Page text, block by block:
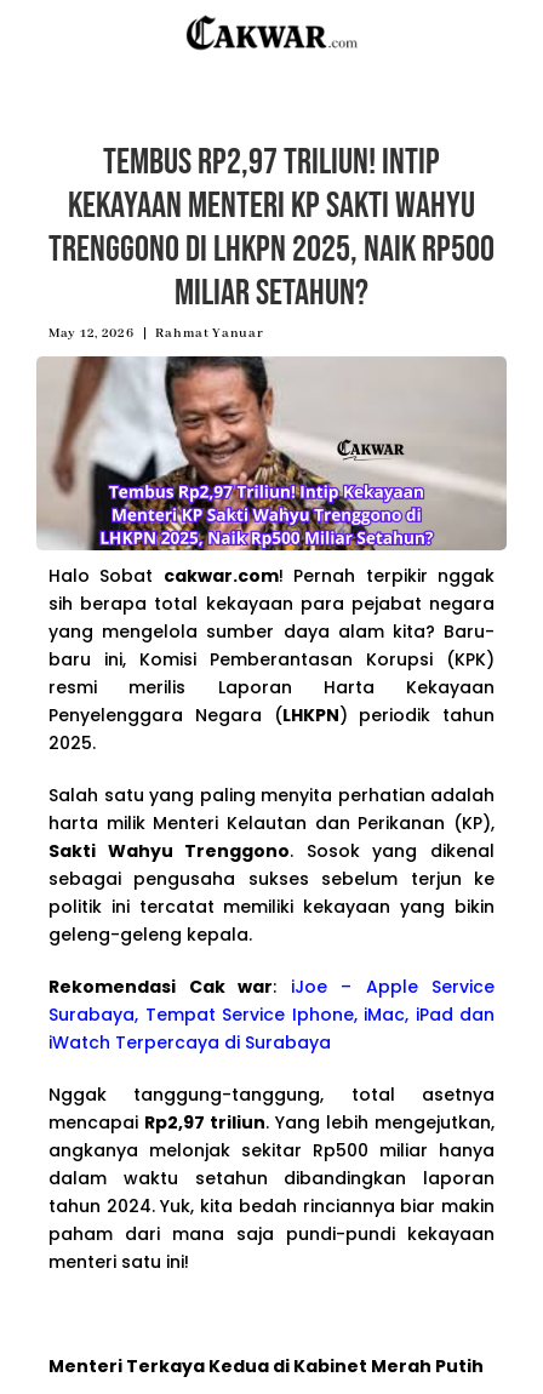
Tembus Rp2,97 Triliun! Intip
Kekayaan Menteri KP Sakti Wahyu
Trenggono di LHKPN 2025, Naik Rp500
Miliar Setahun?
May 12, 2026 Rahmat Yanuar
Halo Sobat cakwar.com! Pernah terpikir nggak
sih berapa total kekayaan para pejabat negara
yang mengelola sumber daya alam kita? Baru-
baru ini, Komisi Pemberantasan Korupsi (KPK)
resmi merilis Laporan Harta Kekayaan
Penyelenggara Negara (LHKPN) periodik tahun
2025.
Salah satu yang paling menyita perhatian adalah
harta milik Menteri Kelautan dan Perikanan (KP),
Sakti Wahyu Trenggono. Sosok yang dikenal
sebagai pengusaha sukses sebelum terjun ke
politik ini tercatat memiliki kekayaan yang bikin
geleng-geleng kepala.
Rekomendasi Cak war: iJoe – Apple Service
Surabaya, Tempat Service Iphone, iMac, iPad dan
iWatch Terpercaya di Surabaya
Nggak tanggung-tanggung, total asetnya
mencapai Rp2,97 triliun. Yang lebih mengejutkan,
angkanya melonjak sekitar Rp500 miliar hanya
dalam waktu setahun dibandingkan laporan
tahun 2024. Yuk, kita bedah rinciannya biar makin
paham dari mana saja pundi-pundi kekayaan
menteri satu ini!
Menteri Terkaya Kedua di Kabinet Merah Putih